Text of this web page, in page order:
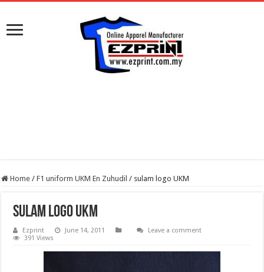
Home / F1 uniform UKM En Zuhudil / sulam logo UKM
sulam logo UKM
Ezprint June 14, 2011
Leave a comment
391 Views